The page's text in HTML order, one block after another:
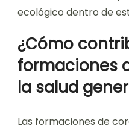
ecológico dentro de
¿Cómo
formaciones
la salud
Las formaciones de